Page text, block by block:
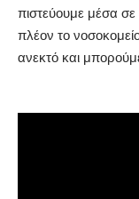
πιστεύουμε μέσα σε
πλέον το
ανεκτό και